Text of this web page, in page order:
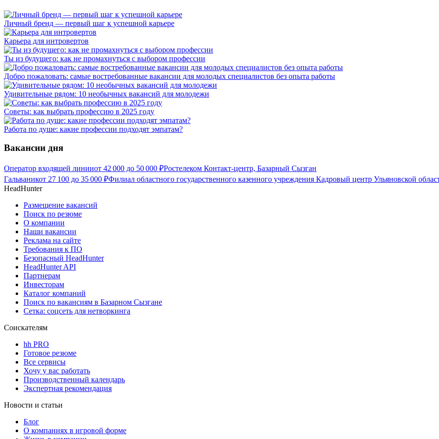
Личный бренд — первый шаг к успешной карьере
Карьера для интровертов
Ты из будущего: как не промахнуться с выбором профессии
Добро пожаловать: самые востребованные вакансии для молодых специалистов без опыта работы
Удивительные рядом: 10 необычных вакансий для молодежи
Советы: как выбрать профессию в 2025 году
Работа по душе: какие профессии подходят эмпатам?
Вакансии дня
Оператор входящей линииот 42 000 до 50 000 ₽Ростелеком Контакт-центр, Базарный Сызган
Гальваникот 27 100 до 35 000 ₽Филиал областного государственного казенного учреждения Кадровый центр Ульяновской
HeadHunter
Размещение вакансий
Поиск по резюме
О компании
Наши вакансии
Реклама на сайте
Требования к ПО
Безопасный HeadHunter
HeadHunter API
Партнерам
Инвесторам
Каталог компаний
Поиск по вакансиям в Базарном Сызгане
Сетка: соцсеть для нетворкинга
Соискателям
hh PRO
Готовое резюме
Все сервисы
Хочу у вас работать
Производственный календарь
Экспертная рекомендация
Новости и статьи
Блог
О компаниях в игровой форме